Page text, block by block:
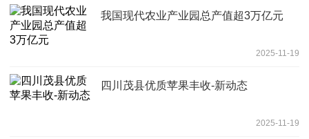
我国现代农业产业园总产值超3万亿元
2025-11-19
四川茂县优质苹果丰收-新动态
2025-11-19